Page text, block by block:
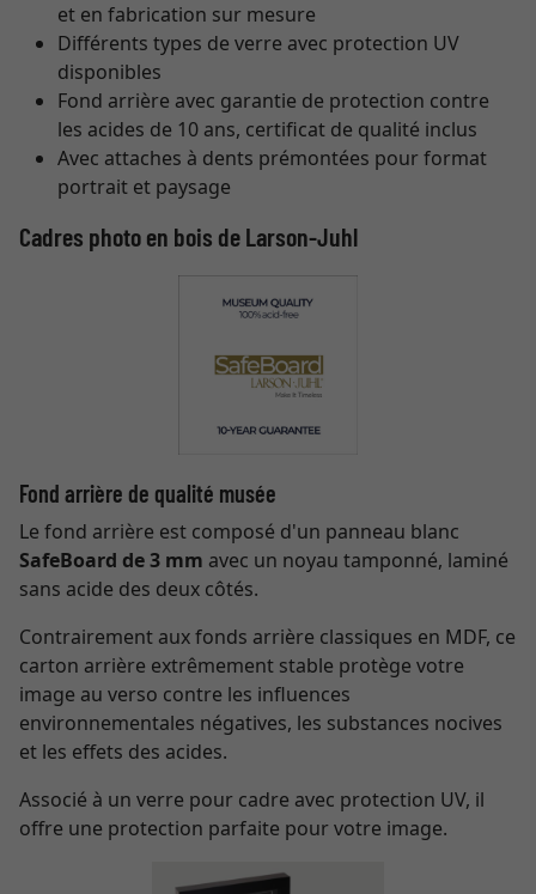
et en fabrication sur mesure
Différents types de verre avec protection UV
disponibles
Fond arrière avec garantie de protection contre
les acides de 10 ans, certificat de qualité inclus
Avec attaches à dents prémontées pour format
portrait et paysage
Cadres photo en bois de Larson-Juhl
Fond arrière de qualité musée
Le fond arrière est composé d'un panneau blanc
SafeBoard de 3 mm avec un noyau tamponné, laminé
sans acide des deux côtés.
Contrairement aux fonds arrière classiques en MDF, ce
carton arrière extrêmement stable protège votre
image au verso contre les influences
environnementales négatives, les substances nocives
et les effets des acides.
Associé à un verre pour cadre avec protection UV, il
offre une protection parfaite pour votre image.